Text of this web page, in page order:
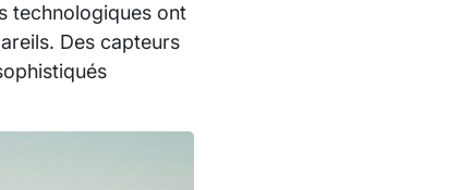
technologiques ont
Des capteurs